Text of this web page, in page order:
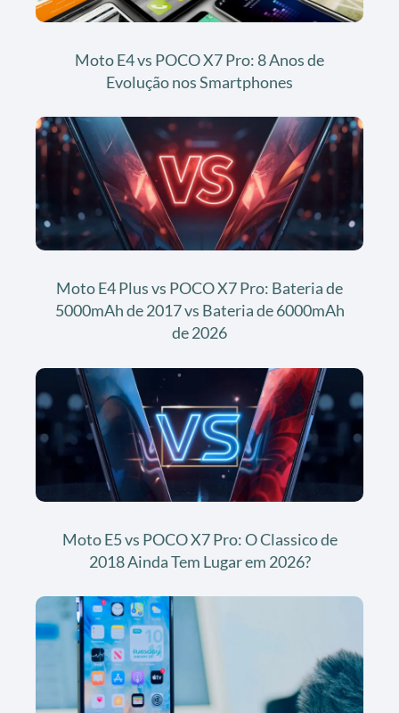
Moto E4 vs POCO X7 Pro: 8 Anos de
Evolução nos Smartphones
Moto E4 Plus vs POCO X7 Pro: Bateria de
5000mAh de 2017 vs Bateria de 6000mAh
de 2026
Moto E5 vs POCO X7 Pro: O Classico de
2018 Ainda Tem Lugar em 2026?